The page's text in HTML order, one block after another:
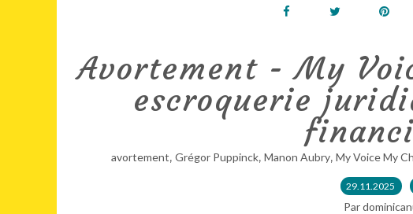
Avortement - My
escroquerie
avortement, Grégor Puppinck, Manon Aubry, My Voice My
29.11.2025
Par